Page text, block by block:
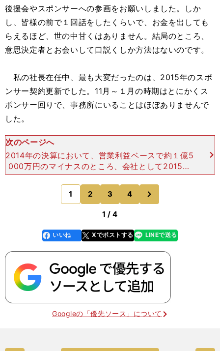
後援会やスポンサーへの参画をお願いしました。しか
し、皆様の前で１回話をしたくらいで、お金を出しても
らえるほど、世の中甘くはありません。結局のところ、
意思決定者とお会いして口説くしか方法はないのです。
私の社長在任中、最も大変だったのは、2015年のスポ
ンサー契約更新でした。11月～１月の時期はとにかくス
ポンサー回りで、事務所にいることはほぼありませんで
した。
次のページへ
2014年の決算において、営業利益ベースで約１億5
000万円のマイナスのところ、会社として2015年
は経費削減ではなく、売上拡大により黒字を目指す
という大方針を打ち出します。現実的に１億5000
万円の
1 2 3 4
のページへ
1 / 4
faceboo
k
いいね Xでポストする
line LINEで送る
Googleの「優先ソース」について